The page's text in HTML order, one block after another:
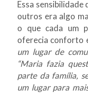
Essa sensibilidade
outros era algo
o que cada um
oferecia conforto
um lugar de
“Maria fazia
parte da família,
um lugar para